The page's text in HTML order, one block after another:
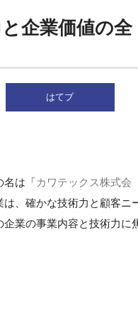
企業価値の全
はてブ
名は「カワテックス株式会
、確かな技術力と顧客ニ
業の事業内容と技術力に